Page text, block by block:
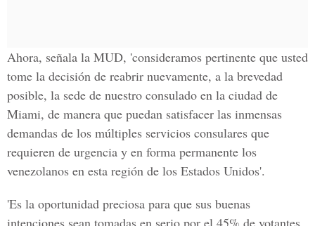
Ahora, señala la MUD, 'consideramos pertinente que usted
tome la decisión de reabrir nuevamente, a la brevedad
posible, la sede de nuestro consulado en la ciudad de
Miami, de manera que puedan satisfacer las inmensas
demandas de los múltiples servicios consulares que
requieren de urgencia y en forma permanente los
venezolanos en esta región de los Estados Unidos'.
'Es la oportunidad preciosa para que sus buenas
intenciones sean tomadas en serio por el 45% de votantes